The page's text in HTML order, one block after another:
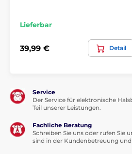
Geeignet für das Training von
temperamentvollen Hunden
Trainingsmöglichkeit für bis zu
Einstellbare Booster-Funktion
Lieferbar
39,99 € Detail
Service
Der Service für elektronische
Teil unserer Leistungen.
Fachliche Beratung
Schreiben Sie uns oder rufen Sie
sind in der Kundenbetreuung